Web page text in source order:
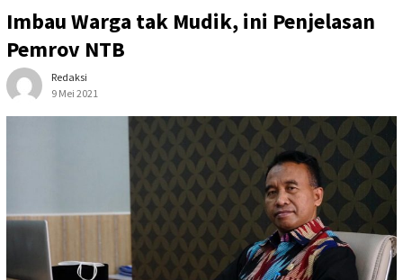
Imbau Warga tak Mudik, ini Penjelasan
Pemrov NTB
Redaksi
9 Mei 2021